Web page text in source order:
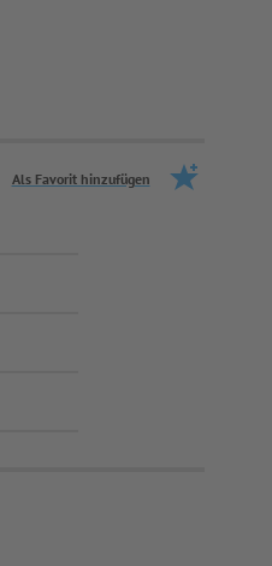
Als Favorit hinzufügen